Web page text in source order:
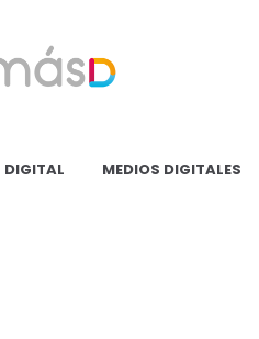
DIGITAL MEDIOS DIGITALES